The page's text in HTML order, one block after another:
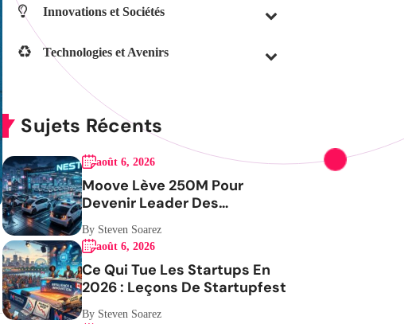
Innovations et Sociétés
Technologies et Avenirs
Sujets Récents
août 6, 2026
Moove Lève 250M Pour
Devenir Leader Des
Robotaxis
By Steven Soarez
août 6, 2026
Ce Qui Tue Les Startups En
2026 : Leçons De Startupfest
By Steven Soarez